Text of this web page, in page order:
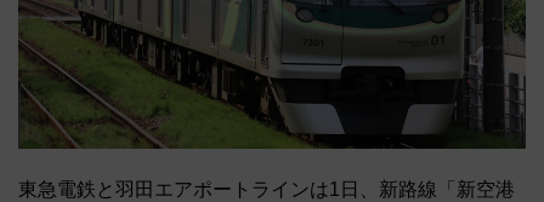
東急電鉄と羽田エアポートラインは1日、新路線「新空港